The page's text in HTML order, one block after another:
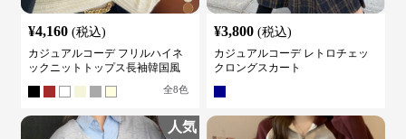
¥4,160 (税込)
カジュアルコーデ フリルハイネ
ックニットトップス長袖韓国風
全8色
¥3,800 (税込)
カジュアルコーデ レトロチェッ
クロングスカート
人気